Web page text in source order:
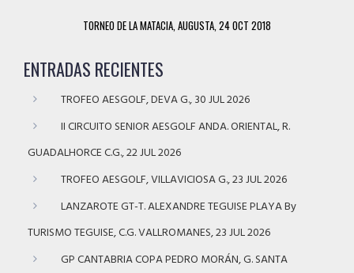
TORNEO DE LA MATACIA, AUGUSTA, 24 OCT 2018
ENTRADAS RECIENTES
TROFEO AESGOLF, DEVA G., 30 JUL 2026
II CIRCUITO SENIOR AESGOLF ANDA. ORIENTAL, R.
GUADALHORCE C.G., 22 JUL 2026
TROFEO AESGOLF, VILLAVICIOSA G., 23 JUL 2026
LANZAROTE GT-T. ALEXANDRE TEGUISE PLAYA By
TURISMO TEGUISE, C.G. VALLROMANES, 23 JUL 2026
GP CANTABRIA COPA PEDRO MORÁN, G. SANTA